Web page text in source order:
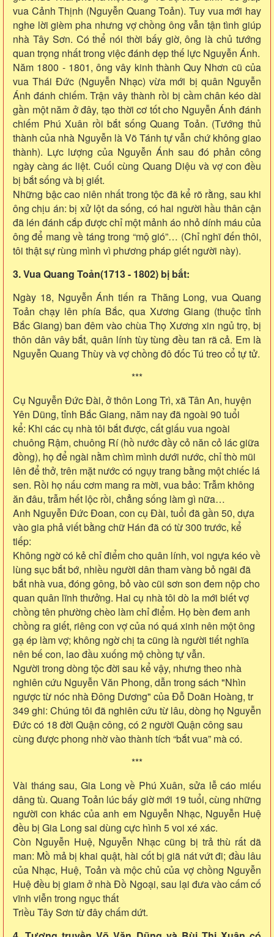
vua Cảnh Thịnh (Nguyễn Quang Toản). Tuy vua mới hay
nghe lời gièm pha nhưng vợ chồng ông vẫn tận tình giúp
nhà Tây Sơn. Có thể nói thời bấy giờ, ông là chủ tướng
quan trọng nhất trong việc đánh dẹp thế lực Nguyễn Ánh.
Năm 1800 - 1801, ông vây kinh thành Quy Nhơn cũ của
vua Thái Đức (Nguyễn Nhạc) vừa mới bị quân Nguyễn
Ánh đánh chiếm. Trận vây thành rồi bị cầm chân kéo dài
gần một năm ở đây, tạo thời cơ tốt cho Nguyễn Ánh đánh
chiếm Phú Xuân rồi bắt sống Quang Toản. (Tướng thủ
thành của nhà Nguyễn là Võ Tánh tự vẫn chứ không giao
thành). Lực lượng của Nguyễn Ánh sau đó phản công
ngày càng ác liệt. Cuối cùng Quang Diệu và vợ con đều
bị bắt sống và bị giết.
Những bậc cao niên nhất trong tộc đã kể rõ rằng, sau khi
ông chịu án: bị xử lột da sống, có hai người hầu thân cận
đã lén đánh cắp được chỉ một mảnh áo nhỏ dính máu của
ông để mang về táng trong “mộ gió”… (Chỉ nghĩ đến thôi,
tôi thật sự rùng mình vì phương pháp giết người này).
3. Vua Quang Toản(1713 - 1802) bị bắt:
Ngày 18, Nguyễn Ánh tiến ra Thăng Long, vua Quang
Toản chạy lên phía Bắc, qua Xương Giang (thuộc tỉnh
Bắc Giang) ban đêm vào chùa Thọ Xương xin ngủ trọ, bị
thôn dân vây bắt, quân lính tùy tùng đều tan rã cả. Em là
Nguyễn Quang Thùy và vợ chồng đô đốc Tú treo cổ tự tử.
***
Cụ Nguyễn Đức Đài, ở thôn Long Trì, xã Tân An, huyện
Yên Dũng, tỉnh Bắc Giang, năm nay đã ngoài 90 tuổi
kể: Khi các cụ nhà tôi bắt được, cất giấu vua ngoài
chuông Rậm, chuông Rí (hồ nước đầy cỏ năn cỏ lác giữa
đồng), họ để ngài nằm chìm mình dưới nước, chỉ thò mũi
lên để thở, trên mặt nước có ngụy trang bằng một chiếc lá
sen. Rồi họ nấu cơm mang ra mời, vua bảo: Trẫm không
ăn đâu, trẫm hết lộc rồi, chẳng sống làm gì nữa…
Anh Nguyễn Đức Đoan, con cụ Đài, tuổi đã gần 50, dựa
vào gia phả viết bằng chữ Hán đã có từ 300 trước, kể
tiếp:
Không ngờ có kẻ chỉ điểm cho quân lính, voi ngựa kéo về
lùng sục bắt bớ, nhiều người dân tham vàng bỏ ngãi đã
bắt nhà vua, đóng gông, bỏ vào cũi sơn son đem nộp cho
quan quân lĩnh thưởng. Hai cụ nhà tôi dò la mới biết vợ
chồng tên phường chèo làm chỉ điểm. Họ bèn đem anh
chồng ra giết, riêng con vợ của nó quá xinh nên một ông
gạ ép làm vợ; không ngờ chị ta cũng là người tiết nghĩa
nên bế con, lao đầu xuống mộ chồng tự vẫn.
Người trong dòng tộc đời sau kể vậy, nhưng theo nhà
nghiên cứu Nguyễn Văn Phong, dẫn trong sách "Nhìn
ngược từ nóc nhà Đông Dương" của Đỗ Doãn Hoàng, tr
349 ghi: Chúng tôi đã nghiên cứu từ lâu, dòng họ Nguyễn
Đức có 18 đời Quận công, có 2 người Quận công sau
cùng được phong nhờ vào thành tích “bắt vua” mà có.
***
Vài tháng sau, Gia Long về Phú Xuân, sửa lễ cáo miếu
dâng tù. Quang Toản lúc bấy giờ mới 19 tuổi, cùng những
người con khác của anh em Nguyễn Nhạc, Nguyễn Huệ
đều bị Gia Long sai dùng cực hình 5 voi xé xác.
Còn Nguyễn Huệ, Nguyễn Nhạc cũng bị trả thù rất dã
man: Mồ mả bị khai quật, hài cốt bị giã nát vứt đi; đầu lâu
của Nhạc, Huệ, Toản và mộc chủ của vợ chồng Nguyễn
Huệ đều bị giam ở nhà Đồ Ngoại, sau lại đưa vào cấm cố
vĩnh viễn trong ngục thất
Triều Tây Sơn từ đây chấm dứt.